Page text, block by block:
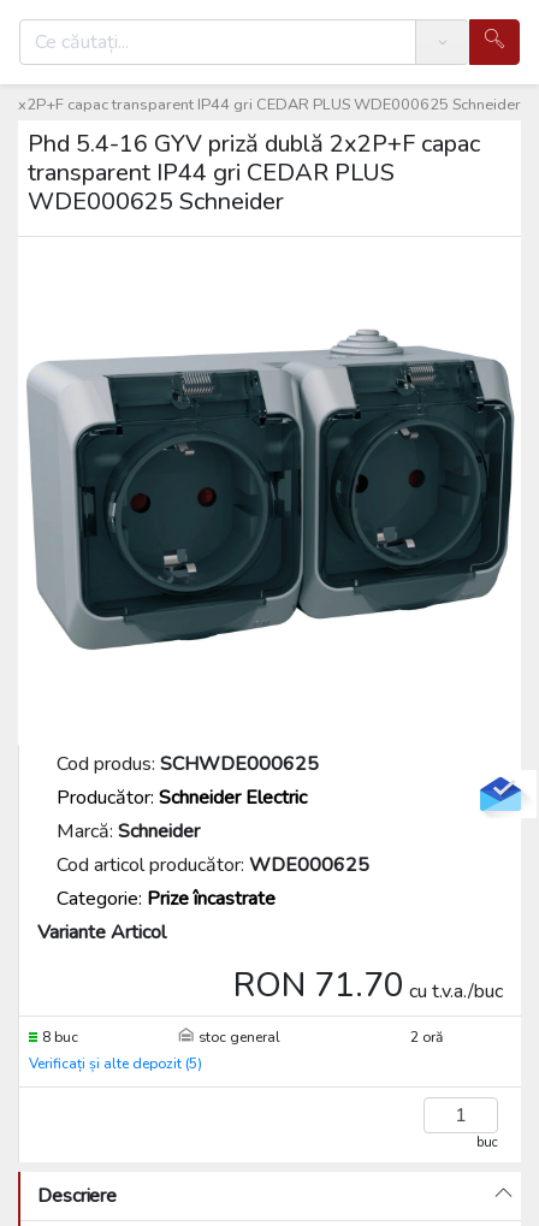
Search
capac transparent IP44 gri CEDAR PLUS WDE000625 Schneider
Phd 5.4-16 GYV priză dublă 2x2P+F capac
transparent IP44 gri CEDAR PLUS
WDE000625 Schneider
Cod produs: SCHWDE000625
Producător: Schneider Electric
Marcă: Schneider
Cod articol producător: WDE000625
Categorie: Prize încastrate
Variante Articol
RON 71.70 cu t.v.a./buc
8 buc stoc general
2 oră
Verificați și alte depozit (5)
buc
Descriere